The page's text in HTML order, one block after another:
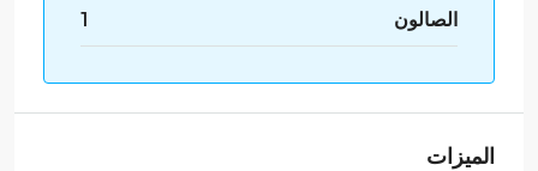
الصالون 1
الميزات